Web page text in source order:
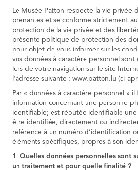
Le Musée Patton respecte la vie privée
prenantes et se conforme strictement
protection de la vie privée et des
présente politique de protection des
pour objet de vous informer sur les
vos données à caractère personnel sont
lors de votre navigation sur le site
l’adresse suivante : www.patton.lu (ci-
Par « données à caractère personnel »
information concernant une personne
identifiable; est réputée identifiable
être identifiée, directement ou
référence à un numéro d’identification
éléments spécifiques, propres à son
1. Quelles données personnelles sont
un traitement et pour quelle finalité ?